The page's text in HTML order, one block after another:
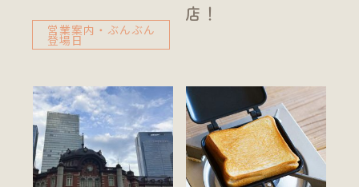
営業案内・ぶんぶん
登場日
店！